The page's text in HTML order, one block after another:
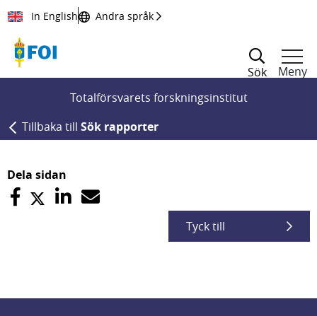
Till innehållet
In English Andra språk
Sök
Meny
Totalförsvarets forskningsinstitut
Tillbaka till Sök rapporter
Dela sidan
Tyck till